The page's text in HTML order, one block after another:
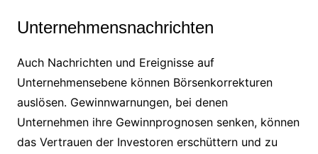
Unternehmensnachrichten
Auch Nachrichten und Ereignisse auf
Unternehmensebene können Börsenkorrekturen
auslösen. Gewinnwarnungen, bei denen
Unternehmen ihre Gewinnprognosen senken, können
das Vertrauen der Investoren erschüttern und zu